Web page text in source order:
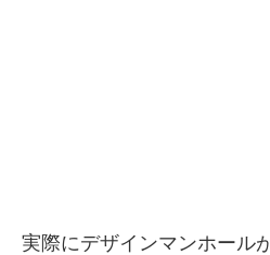
実際にデザインマンホール